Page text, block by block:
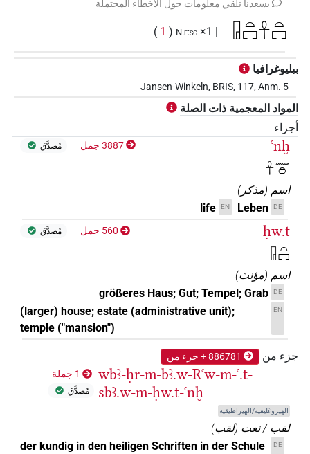
يسعدنا تلقي معلومات حول الأخطاء المحتملة
𓉗𓏏𓉐𓋹𓏏𓉐
N.f:sg
(
1
)
ببليوغرافيا
Jansen-Winkeln, BRIS, 117, Anm. 5
المواد المعجمية ذات الصلة
أجزاء
ꜥnḫ
𓋹𓈖𓐍
3887 جمل مُصدَّق
اسم (مذكر)
DE
Leben
EN
life
ḥw.t
𓉗𓏏𓉐
560 جمل مُصدَّق
اسم (مؤنث)
DE
größeres Haus; Gut; Tempel; Grab
EN
(larger) house; estate (administrative unit);
temple ("mansion")
جزء من 886781 + جزء من
wbꜣ-ḥr-m-bꜣ.w-Rꜥw-m-ꜥ.t-
sbꜣ.w-m-ḥw.t-ꜥnḫ
الهيروغليفية/الهيراطيقية
1 جملة
مُصدَّق
لقب / نعت (لقب)
DE
der kundig in den heiligen Schriften in der Schule